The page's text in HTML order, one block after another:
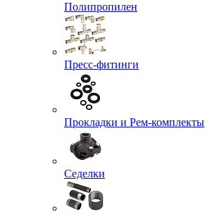
Полипропилен
Пресс-фитинги
Прокладки и Рем-комплекты
Седелки